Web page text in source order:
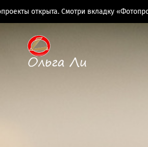
Смотри вкладку «Фотопроекты».